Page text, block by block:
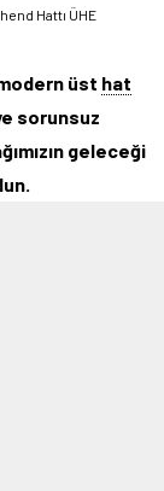
Hattı ÜHE
üst hat
sorunsuz
geleceği